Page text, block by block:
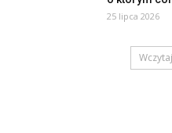
25 lipca 2026